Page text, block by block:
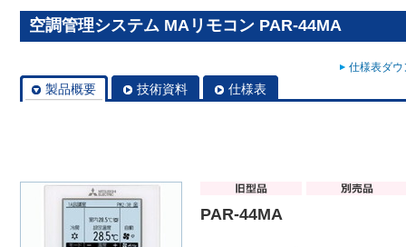
空調管理システム MAリモコン PAR-44MA
仕様表ダ
製品概要 技術資料 仕様表
PAR-44MA